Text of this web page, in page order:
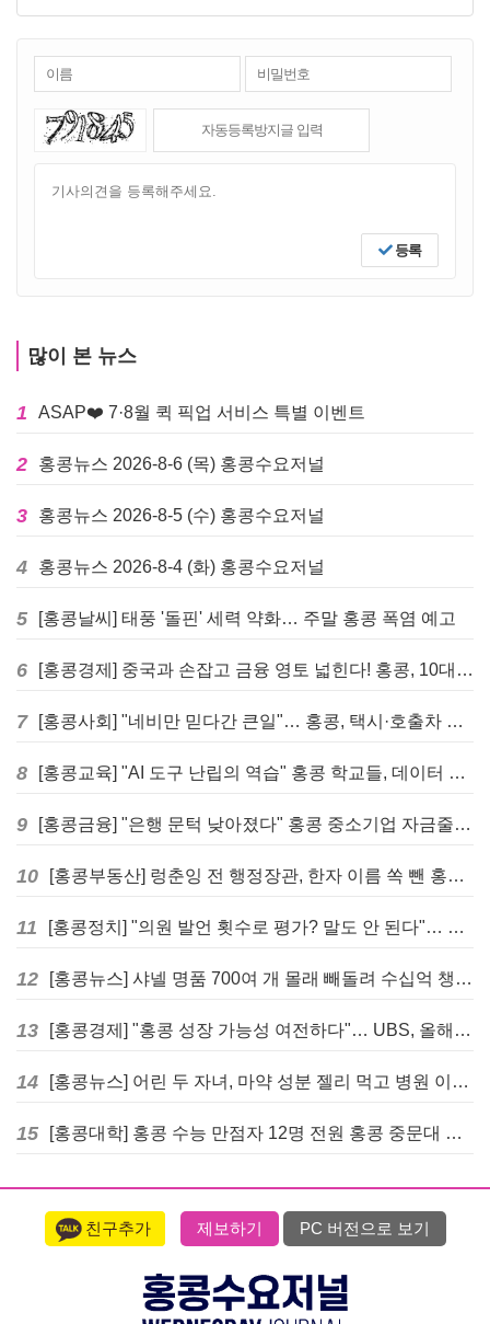
등록
많이 본 뉴스
1 ASAP❤️ 7·8월 퀵 픽업 서비스 특별 이벤트
2 홍콩뉴스 2026-8-6 (목) 홍콩수요저널
3 홍콩뉴스 2026-8-5 (수) 홍콩수요저널
4 홍콩뉴스 2026-8-4 (화) 홍콩수요저널
5 [홍콩날씨] 태풍 '돌핀' 세력 약화… 주말 홍콩 폭염 예고
6 [홍콩경제] 중국과 손잡고 금융 영토 넓힌다! 홍콩, 10대 신규 정책 발표
7 [홍콩사회] "네비만 믿다간 큰일"… 홍콩, 택시·호출차 통합 시험 도입하며 규제 본격화
8 [홍콩교육] "AI 도구 난립의 역습" 홍콩 학교들, 데이터 고립에 교육 효과 평가 비상
9 [홍콩금융] "은행 문턱 낮아졌다" 홍콩 중소기업 자금줄 숨통 트이나… HKMA "2분기 신용 조건 안정적"
10 [홍콩부동산] 렁춘잉 전 행정장관, 한자 이름 쏙 뺀 홍콩 고급 아파트 단지들에 쓴소리
11 [홍콩정치] "의원 발언 횟수로 평가? 말도 안 된다"… 홍콩 입법회 의장의 일침
12 [홍콩뉴스] 샤넬 명품 700여 개 몰래 빼돌려 수십억 챙긴 직원 4년~7년형 선고
13 [홍콩경제] "홍콩 성장 가능성 여전하다"… UBS, 올해 홍콩 GDP 성장률 전망치 4.5%로 대폭 상향
14 [홍콩뉴스] 어린 두 자녀, 마약 성분 젤리 먹고 병원 이송… 어머니와 친척 체포
15 [홍콩대학] 홍콩 수능 만점자 12명 전원 홍콩 중문대 의대 진학
친구추가 제보하기 PC 버전으로 보기